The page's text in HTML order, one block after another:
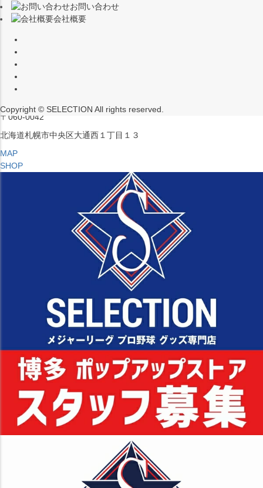
愛知県名古屋市中村区椿町６−９先
MAP
SHOP
セレクション ポップアップストア 札幌 ル・トロワ店
営業：平日・土日祝12:00～19:00
〒060-0042
北海道札幌市中央区大通西１丁目１３
MAP
SHOP
お問い合わせ
会社概要
Copyright © SELECTION All rights reserved.